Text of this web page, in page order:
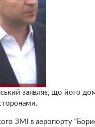
заявляє, що його
ЗМІ в аеропорту